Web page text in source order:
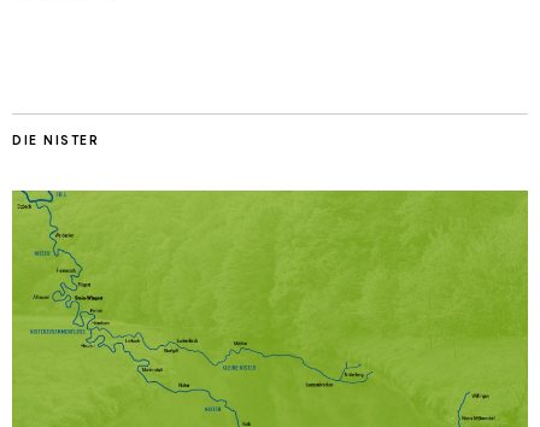
DIE NISTER